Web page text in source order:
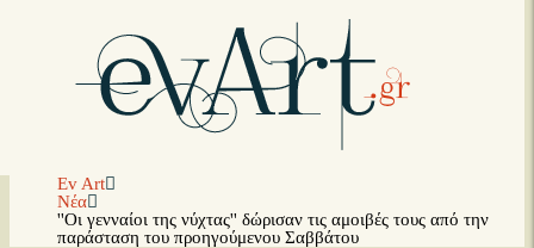
Ev Art
Νέα
''Οι γενναίοι της νύχτας'' δώρισαν τις αμοιβές τους από την
παράσταση του προηγούμενου Σαββάτου